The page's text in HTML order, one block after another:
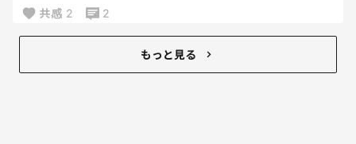
毎日荷物開けないパターンね！？笑
我が家ってましたようーーーー。笑
共感 2 2
もっと見る